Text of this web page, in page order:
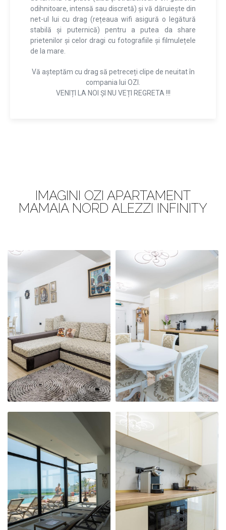
odihnitoare, intensă sau discretă) și vă dăruiește din
net-ul lui cu drag (rețeaua wifi asigură o legătură
stabilă și puternică) pentru a putea da share
prietenilor și celor dragi cu fotografiile și filmulețele
de la mare.
Vă așteptăm cu drag să petreceți clipe de neuitat în
compania lui OZI.
VENIȚI LA NOI ȘI NU VEȚI REGRETA !!!
IMAGINI OZI APARTAMENT
MAMAIA NORD ALEZZI INFINITY
APARTAMENTUL
NOSTRU
MODERN,
PRIMITOR ȘI
CURAT
APARTAMENTUL
NOSTRU
MODERN,
PRIMITOR ȘI
CURAT